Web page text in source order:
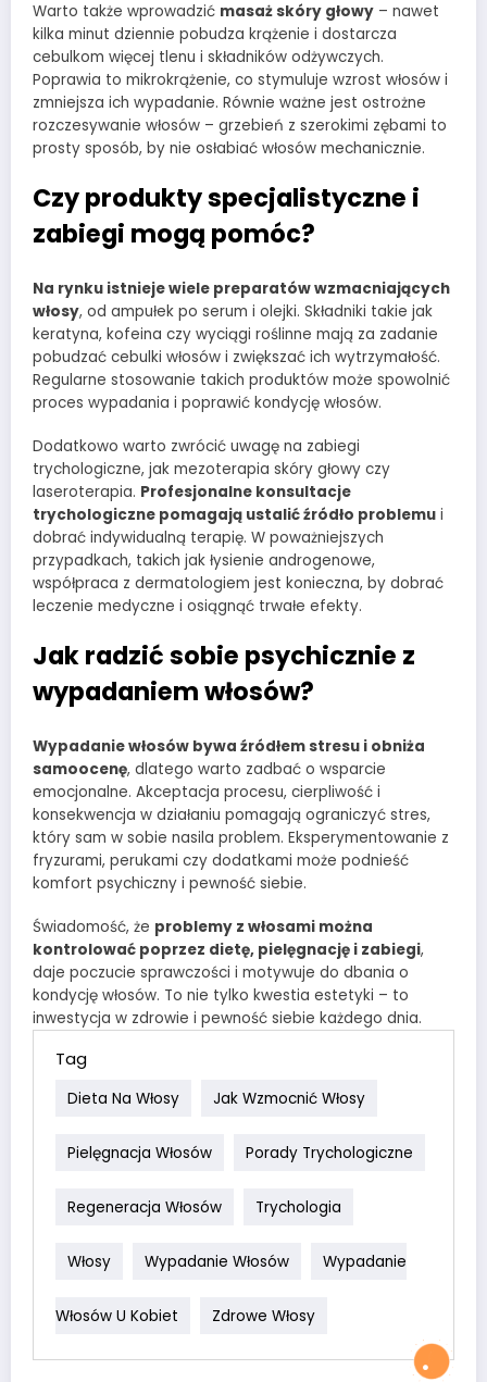
Warto także wprowadzić masaż skóry głowy – nawet
kilka minut dziennie pobudza krążenie i dostarcza
cebulkom więcej tlenu i składników odżywczych.
Poprawia to mikrokrążenie, co stymuluje wzrost włosów i
zmniejsza ich wypadanie. Równie ważne jest ostrożne
rozczesywanie włosów – grzebień z szerokimi zębami to
prosty sposób, by nie osłabiać włosów mechanicznie.
Czy produkty specjalistyczne i
zabiegi mogą pomóc?
Na rynku istnieje wiele preparatów wzmacniających
włosy, od ampułek po serum i olejki. Składniki takie jak
keratyna, kofeina czy wyciągi roślinne mają za zadanie
pobudzać cebulki włosów i zwiększać ich wytrzymałość.
Regularne stosowanie takich produktów może spowolnić
proces wypadania i poprawić kondycję włosów.
Dodatkowo warto zwrócić uwagę na zabiegi
trychologiczne, jak mezoterapia skóry głowy czy
laseroterapia. Profesjonalne konsultacje
trychologiczne pomagają ustalić źródło problemu i
dobrać indywidualną terapię. W poważniejszych
przypadkach, takich jak łysienie androgenowe,
współpraca z dermatologiem jest konieczna, by dobrać
leczenie medyczne i osiągnąć trwałe efekty.
Jak radzić sobie psychicznie z
wypadaniem włosów?
Wypadanie włosów bywa źródłem stresu i obniża
samoocenę, dlatego warto zadbać o wsparcie
emocjonalne. Akceptacja procesu, cierpliwość i
konsekwencja w działaniu pomagają ograniczyć stres,
który sam w sobie nasila problem. Eksperymentowanie z
fryzurami, perukami czy dodatkami może podnieść
komfort psychiczny i pewność siebie.
Świadomość, że problemy z włosami można
kontrolować poprzez dietę, pielęgnację i zabiegi,
daje poczucie sprawczości i motywuje do dbania o
kondycję włosów. To nie tylko kwestia estetyki – to
inwestycja w zdrowie i pewność siebie każdego dnia.
Tag
Dieta Na Włosy Jak Wzmocnić Włosy
Pielęgnacja Włosów Porady Trychologiczne
Regeneracja Włosów Trychologia
Włosy Wypadanie Włosów Wypadanie
Włosów U Kobiet Zdrowe Włosy